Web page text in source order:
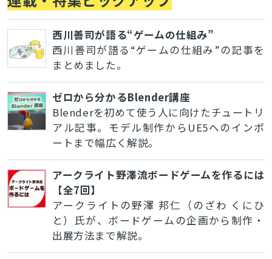
西川善司が語る“ゲームの仕組み”
西川善司が語る“ゲームの仕組み”の記事を
まとめました。
ゼロから分かるBlender講座
Blenderを初めて使う人に向けたチュートリ
アル記事。モデル制作からUE5へのインポ
ートまで幅広く解説。
アークライト野澤流ボードゲームを作るには
【全7回】
アークライトの野澤 邦仁（のざわ くにひ
と）氏が、ボードゲームの企画から制作・
出展方法まで解説。